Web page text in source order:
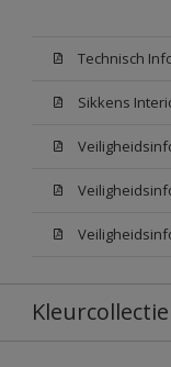
Technisch
Kleurcollectie